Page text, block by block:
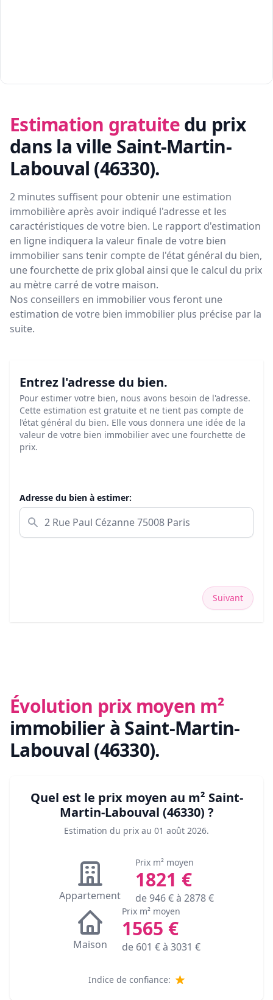
Estimation gratuite du prix
dans la ville Saint-Martin-
Labouval (46330).
2 minutes suffisent pour obtenir une estimation
immobilière après avoir indiqué l'adresse et les
caractéristiques de votre bien. Le rapport d'estimation
en ligne indiquera la valeur finale de votre bien
immobilier sans tenir compte de l'état général du bien,
une fourchette de prix global ainsi que le calcul du prix
au mètre carré de votre maison.
Nos conseillers en immobilier vous feront une
estimation de votre bien immobilier plus précise par la
suite.
Entrez l'adresse du bien.
Pour estimer votre bien, nous avons besoin de l'adresse.
Cette estimation est gratuite et ne tient pas compte de
l’état général du bien. Elle vous donnera une idée de la
valeur de votre bien immobilier avec une fourchette de
prix.
Adresse du bien à estimer:
Suivant
Évolution prix moyen m²
immobilier à Saint-Martin-
Labouval (46330).
Quel est le prix moyen au m² Saint-
Martin-Labouval (46330) ?
Estimation du prix au 01 août 2026.
Appartement
Prix m² moyen
1821 €
de946€ à 2878€
Maison
Prix m² moyen
1565 €
de 601 € à 3031 €
Indice de confiance: